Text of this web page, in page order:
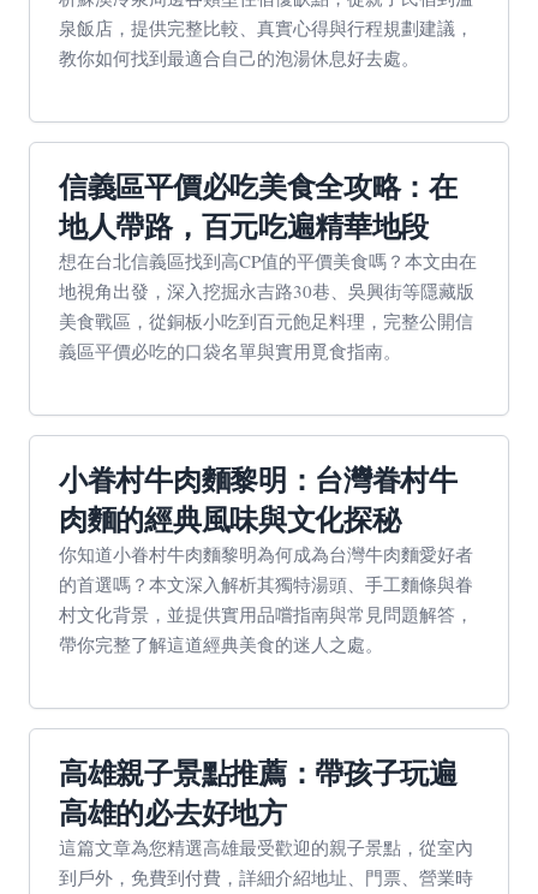
泉飯店，提供完整比較、真實心得與行程規劃建議，
教你如何找到最適合自己的泡湯休息好去處。
信義區平價必吃美食全攻略：在
地人帶路，百元吃遍精華地段
想在台北信義區找到高CP值的平價美食嗎？本文由在
地視角出發，深入挖掘永吉路30巷、吳興街等隱藏版
美食戰區，從銅板小吃到百元飽足料理，完整公開信
義區平價必吃的口袋名單與實用覓食指南。
小眷村牛肉麵黎明：台灣眷村牛
肉麵的經典風味與文化探秘
你知道小眷村牛肉麵黎明為何成為台灣牛肉麵愛好者
的首選嗎？本文深入解析其獨特湯頭、手工麵條與眷
村文化背景，並提供實用品嚐指南與常見問題解答，
帶你完整了解這道經典美食的迷人之處。
高雄親子景點推薦：帶孩子玩遍
高雄的必去好地方
這篇文章為您精選高雄最受歡迎的親子景點，從室內
到戶外，免費到付費，詳細介紹地址、門票、營業時